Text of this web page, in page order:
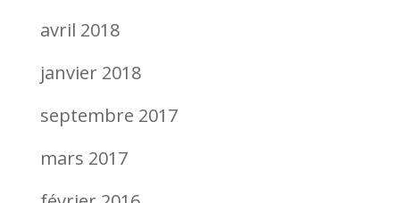
avril 2018
janvier 2018
septembre 2017
mars 2017